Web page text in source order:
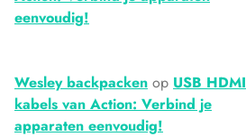
eenvoudig!
Wesley backpacken op USB HDMI
kabels van Action: Verbind je
apparaten eenvoudig!